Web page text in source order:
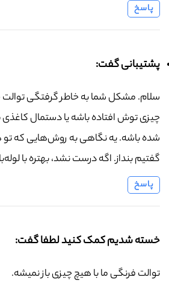
پاسخ
پشتیبانی گفت:
سلام. مشکل شما به خاطر گرفتگی توالت
چیزی توش افتاده باشه یا دستمال
شده باشه. یه نگاهی به روش‌هایی که
گفتیم بنداز. اگه درست نشد، بهتره با
پاسخ
خسته شدیم کمک کنید لطفا گفت:
توالت فرنگی ما با هیچ چیزی باز نمیشه.